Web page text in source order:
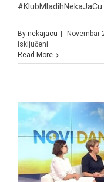
By nekajacu Novembar
isključeni
OSOBA
Read More